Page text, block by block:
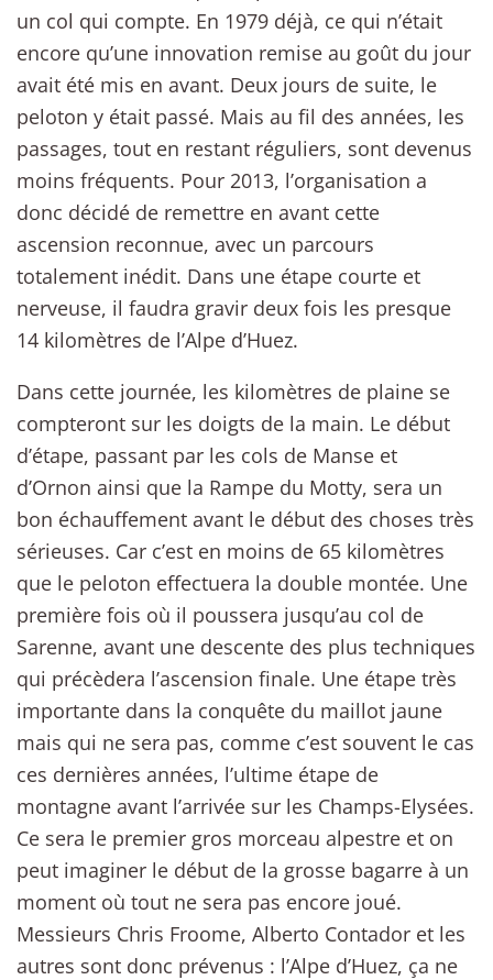
un col qui compte. En 1979 déjà, ce qui n’était
encore qu’une innovation remise au goût du jour
avait été mis en avant. Deux jours de suite, le
peloton y était passé. Mais au fil des années, les
passages, tout en restant réguliers, sont devenus
moins fréquents. Pour 2013, l’organisation a
donc décidé de remettre en avant cette
ascension reconnue, avec un parcours
totalement inédit. Dans une étape courte et
nerveuse, il faudra gravir deux fois les presque
14 kilomètres de l’Alpe d’Huez.
Dans cette journée, les kilomètres de plaine se
compteront sur les doigts de la main. Le début
d’étape, passant par les cols de Manse et
d’Ornon ainsi que la Rampe du Motty, sera un
bon échauffement avant le début des choses très
sérieuses. Car c’est en moins de 65 kilomètres
que le peloton effectuera la double montée. Une
première fois où il poussera jusqu’au col de
Sarenne, avant une descente des plus techniques
qui précèdera l’ascension finale. Une étape très
importante dans la conquête du maillot jaune
mais qui ne sera pas, comme c’est souvent le cas
ces dernières années, l’ultime étape de
montagne avant l’arrivée sur les Champs-Elysées.
Ce sera le premier gros morceau alpestre et on
peut imaginer le début de la grosse bagarre à un
moment où tout ne sera pas encore joué.
Messieurs Chris Froome, Alberto Contador et les
autres sont donc prévenus : l’Alpe d’Huez, ça ne